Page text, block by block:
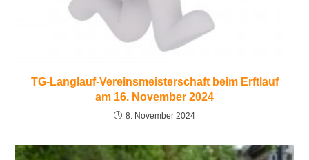
TG-Langlauf-Vereinsmeisterschaft beim Erftlauf
am 16. November 2024
8. November 2024